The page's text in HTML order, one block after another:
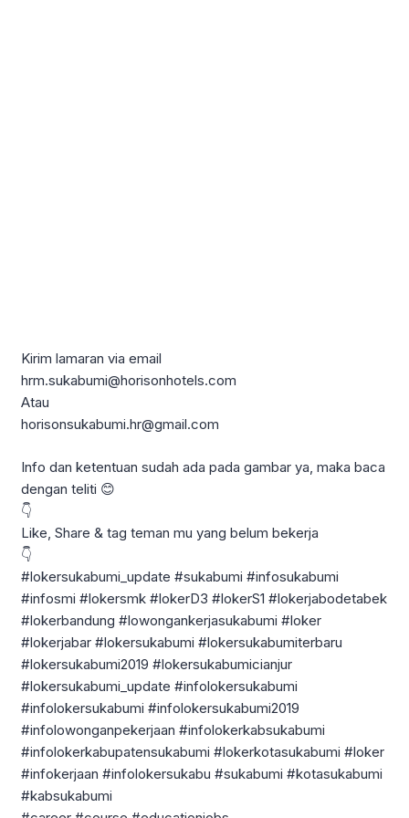
Kirim lamaran via email
hrm.sukabumi@horisonhotels.com
Atau
horisonsukabumi.hr@gmail.com
Info dan ketentuan sudah ada pada gambar ya, maka baca
dengan teliti 😊
👇
Like, Share & tag teman mu yang belum bekerja
👇
#lokersukabumi_update #sukabumi #infosukabumi
#infosmi #lokersmk #lokerD3 #lokerS1 #lokerjabodetabek
#lokerbandung #lowongankerjasukabumi #loker
#lokerjabar #lokersukabumi #lokersukabumiterbaru
#lokersukabumi2019 #lokersukabumicianjur
#lokersukabumi_update #infolokersukabumi
#infolokersukabumi #infolokersukabumi2019
#infolowonganpekerjaan #infolokerkabsukabumi
#infolokerkabupatensukabumi #lokerkotasukabumi #loker
#infokerjaan #infolokersukabu #sukabumi #kotasukabumi
#kabsukabumi